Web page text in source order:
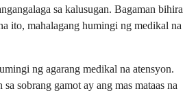
sa kalusugan. Bagaman bihira
ito, mahalagang humingi ng medikal na
ng agarang medikal na atensyon.
sobrang gamot ay ang mas mataas na